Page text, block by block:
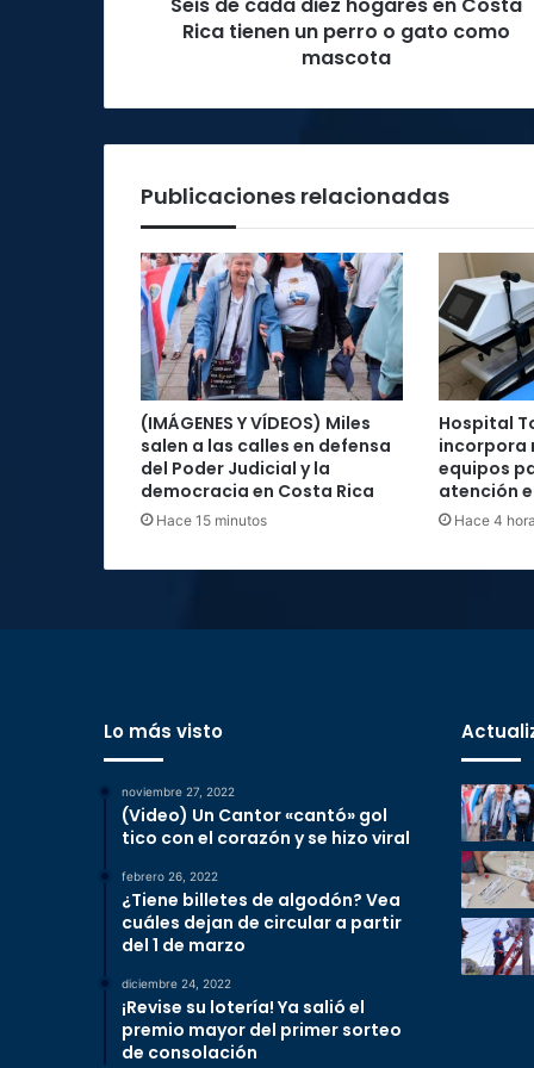
como
Seis de cada diez hogares en Costa
Rica tienen un perro o gato como
mascota
Publicaciones relacionadas
(IMÁGENES Y VÍDEOS) Miles
salen a las calles en defensa
del Poder Judicial y la
democracia en Costa Rica
Hace 15 minutos
Hospital
incorpora
equipos
atención
Hace 4
Lo más visto
noviembre 27, 2022
(Video) Un Cantor «cantó» gol
tico con el corazón y se hizo viral
febrero 26, 2022
¿Tiene billetes de algodón? Vea
cuáles dejan de circular a partir
del 1 de marzo
diciembre 24, 2022
¡Revise su lotería! Ya salió el
premio mayor del primer sorteo
de consolación